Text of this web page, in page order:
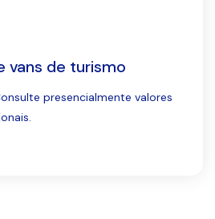
vans de turismo
presencialmente valores